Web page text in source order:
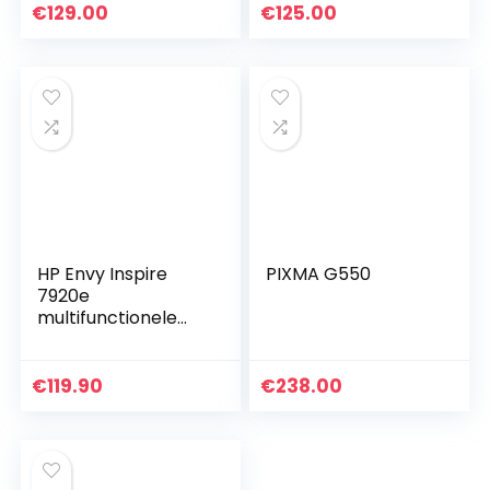
€129.00 €125.00
HP Envy Inspire
7920e
multifunctionele
printen, scannen,
€119.90
PIXMA G550
€238.00